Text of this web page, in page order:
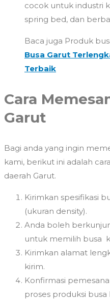
cocok untuk industri
spring bed, dan
Baca juga Produk
Busa Garut
Terbaik
Cara
Garut
Bagi anda yang ingin
kami, berikut ini adalah
daerah Garut.
Kirimkan spesifikasi
(ukuran density).
Anda boleh
untuk memilih busa
Kirimkan alamat
kirim.
Konfirmasi
proses produksi busa